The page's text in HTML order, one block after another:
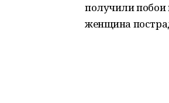
получили побои
женщина